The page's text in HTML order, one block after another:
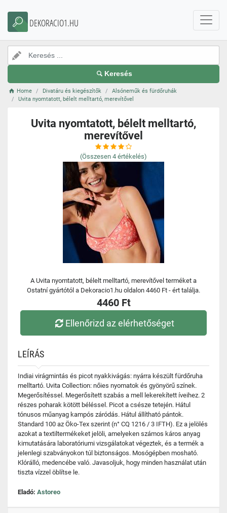
DEKORACIO1.HU
Keresés
Home Divatáru és kiegészítők
Alsóneműk és fürdőruhák
Uvita nyomtatott, bélelt melltartó, merevítővel
Uvita nyomtatott, bélelt melltartó,
merevítővel
(Összesen 4 értékelés)
A Uvita nyomtatott, bélelt melltartó, merevítővel terméket a
Ostatní gyártótól a Dekoracio1.hu oldalon 4460 Ft - ért találja.
4460 Ft
Ellenőrizd az elérhetőséget
LEÍRÁS
Indiai virágmintás és picot nyakkivágás: nyárra készült fürdőruha
melltartó. Uvita Collection: nőies nyomatok és gyönyörű színek.
Megerősítéssel. Megerősített szabás a mell lekerekített íveihez. 2
részes poharak kötött béléssel. Picot a csésze tetején. Hátul
tónusos műanyag kampós záródás. Hátul állítható pántok.
Standard 100 az Öko-Tex szerint (n° CQ 1216 / 3 IFTH). Ez a jelölés
azokat a textiltermékeket jelöli, amelyeken számos káros anyag
kimutatására laboratóriumi vizsgálatokat végeztek, és a termék a
jelenlegi szabványokon túl biztonságos. Mosógépben mosható.
Klórálló, medencébe való. Javasoljuk, hogy minden használat után
tiszta vízzel öblítse le.
Eladó: Astoreo